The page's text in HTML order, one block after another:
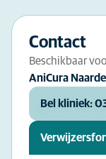
Contact
Beschikbaar
AniCura
Bel kliniek: